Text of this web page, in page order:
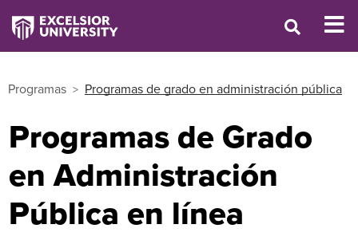
Programas Programas de grado en administración pública
Programas de Grado
en Administración
Pública en línea